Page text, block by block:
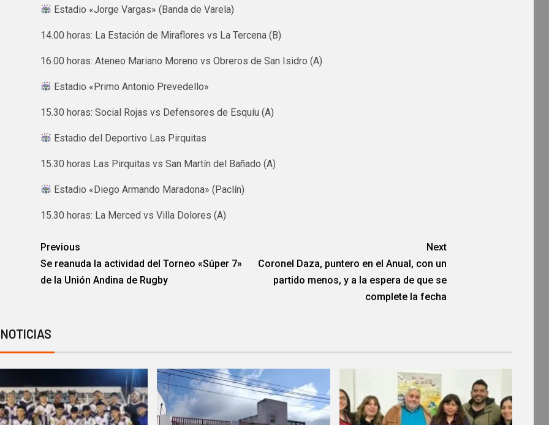
Estadio «Jorge Vargas» (Banda de Varela)
14.00 horas: La Estación de Miraflores vs La Tercena (B)
16.00 horas: Ateneo Mariano Moreno vs Obreros de San Isidro (A)
Estadio «Primo Antonio Prevedello»
15.30 horas: Social Rojas vs Defensores de Esquíu (A)
Estadio del Deportivo Las Pirquitas
15.30 horas Las Pirquitas vs San Martín del Bañado (A)
Estadio «Diego Armando Maradona» (Paclín)
15.30 horas: La Merced vs Villa Dolores (A)
Previous
Se reanuda la actividad del Torneo «Súper 7»
de la Unión Andina de Rugby
Next
Coronel Daza, puntero en el Anual, con un
partido menos, y a la espera de que se
complete la fecha